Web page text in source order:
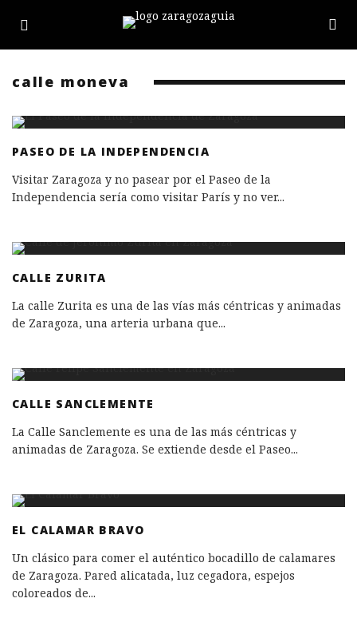
calle moneva
PASEO DE LA INDEPENDENCIA
Visitar Zaragoza y no pasear por el Paseo de la
Independencia sería como visitar París y no ver...
CALLE ZURITA
La calle Zurita es una de las vías más céntricas y animadas
de Zaragoza, una arteria urbana que...
CALLE SANCLEMENTE
La Calle Sanclemente es una de las más céntricas y
animadas de Zaragoza. Se extiende desde el Paseo...
EL CALAMAR BRAVO
Un clásico para comer el auténtico bocadillo de calamares
de Zaragoza. Pared alicatada, luz cegadora, espejos
coloreados de...